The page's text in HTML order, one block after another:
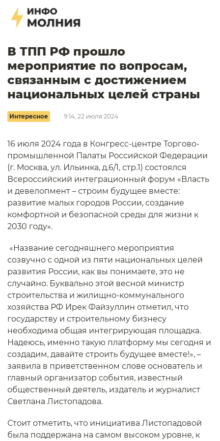
В ТПП РФ прошло
мероприятие по вопросам,
связанным с достижением
национальных целей страны
Интересное 9:14, 22 июля 2024
16 июля 2024 года в Конгресс-центре Торгово-
промышленной Палаты Российской Федерации
(г. Москва, ул. Ильинка, д.6/1, стр.1) состоялся
Всероссийский интеграционный форум «Власть
и девелопмент – строим будущее вместе:
развитие малых городов России, создание
комфортной и безопасной среды для жизни к
2030 году».
«Название сегодняшнего мероприятия
созвучно с одной из пяти национальных целей
развития России, как вы понимаете, это не
случайно. Буквально этой весной министр
строительства и жилищно-коммунального
хозяйства РФ Ирек Файзуллин отметил, что
государству и строительному бизнесу
необходима общая интегрирующая площадка.
Надеюсь, именно такую платформу мы сегодня и
создадим, давайте строить будущее вместе!», –
заявила в приветственном слове основатель и
главный организатор события, известный
общественный деятель, издатель и журналист
Светлана Листопадова.
Стоит отметить, что инициатива Листопадовой
была поддержана на самом высоком уровне, к